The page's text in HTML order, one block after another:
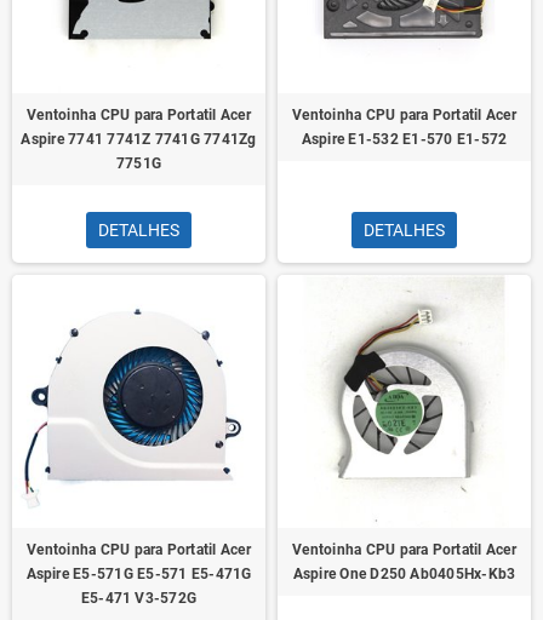
Ventoinha CPU para Portatil Acer
Aspire 7741 7741Z 7741G 7741Zg
7751G
DETALHES
Ventoinha CPU para Portatil Acer
Aspire E1-532 E1-570 E1-572
DETALHES
Ventoinha CPU para Portatil Acer
Aspire E5-571G E5-571 E5-471G
E5-471 V3-572G
Ventoinha CPU para Portatil Acer
Aspire One D250 Ab0405Hx-Kb3